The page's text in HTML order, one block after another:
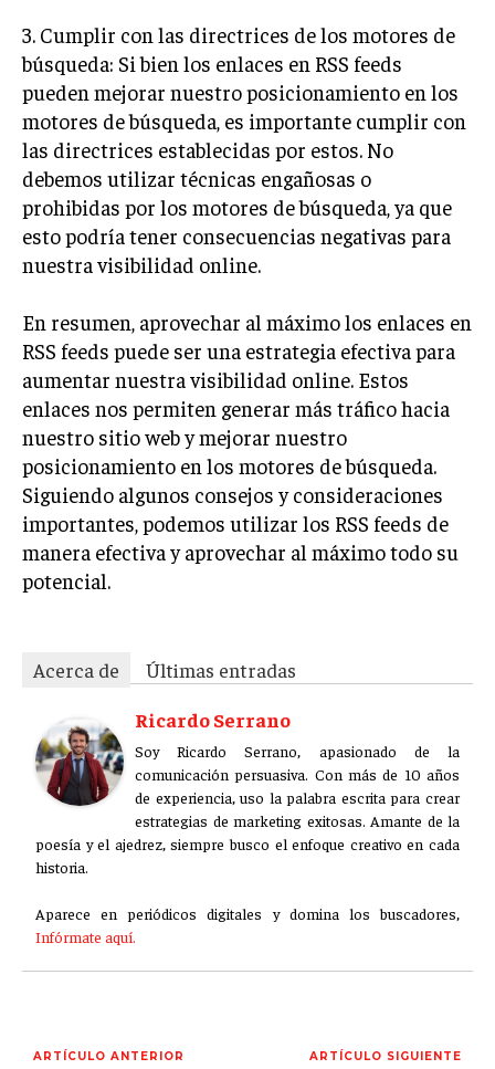
SOCIAL
BLOG
Acerca de Últimas entradas
Ricardo Serrano
Soy Ricardo Serrano, apasionado de la
experiencia, uso la palabra escrita para crear
estrategias de marketing exitosas. Amante de la
poesía y el ajedrez, siempre busco el enfoque creativo en cada
historia.
Aparece en periódicos digitales y domina los buscadores,
3. Cumplir con las directrices de los motores de
búsqueda: Si bien los enlaces en RSS feeds
pueden mejorar nuestro posicionamiento en los
motores de búsqueda, es importante cumplir con
las directrices establecidas por estos. No
debemos utilizar técnicas engañosas o
prohibidas por los motores de búsqueda, ya que
esto podría tener consecuencias negativas para
nuestra visibilidad online.
En resumen, aprovechar al máximo los enlaces en
RSS feeds puede ser una estrategia efectiva para
aumentar nuestra visibilidad online. Estos
enlaces nos permiten generar más tráfico hacia
nuestro sitio web y mejorar nuestro
posicionamiento en los motores de búsqueda.
Siguiendo algunos consejos y consideraciones
importantes, podemos utilizar los RSS feeds de
manera efectiva y aprovechar al máximo todo su
potencial.
Acerca de
Últimas entradas
Ricardo Serrano
Soy Ricardo Serrano, apasionado de la
comunicación persuasiva. Con más de 10 años
de experiencia, uso la palabra escrita para crear
estrategias de marketing exitosas. Amante de la
poesía y el ajedrez, siempre busco el enfoque creativo en cada
historia.
Aparece en periódicos digitales y domina los buscadores,
Infórmate aquí.
ARTÍCULO ANTERIOR ARTÍCULO SIGUIENTE